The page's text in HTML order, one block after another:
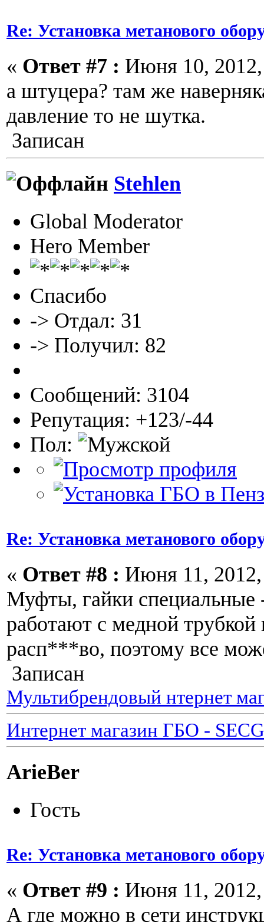
Re: Установка метанового
« Ответ #7 : Июня 10,
а штуцера? там же
давление то не шутка.
Записан
Stehlen
Global Moderator
Hero Member
Спасибо
-> Отдал: 31
-> Получил: 82
Сообщений: 3104
Репутация: +123/-44
Пол:
Re: Установка метанового
« Ответ #8 : Июня 11,
Муфты, гайки специальные
работают с медной
расп***во, поэтому все
Записан
Мультибрендовый нтернет
Интернет магазин ГБО -
ArieBer
Гость
Re: Установка метанового
« Ответ #9 : Июня 11,
А где можно в сети